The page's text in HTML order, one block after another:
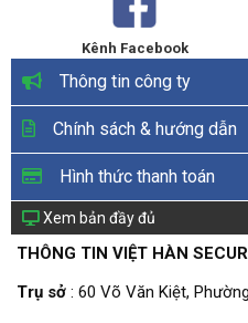
Kênh Facebook
Thông tin công ty
Chính sách & hướng dẫn
Hình thức thanh toán
Xem bản đầy đủ
THÔNG TIN VIỆT HÀN
Trụ sở : 60 Võ Văn Kiệt,